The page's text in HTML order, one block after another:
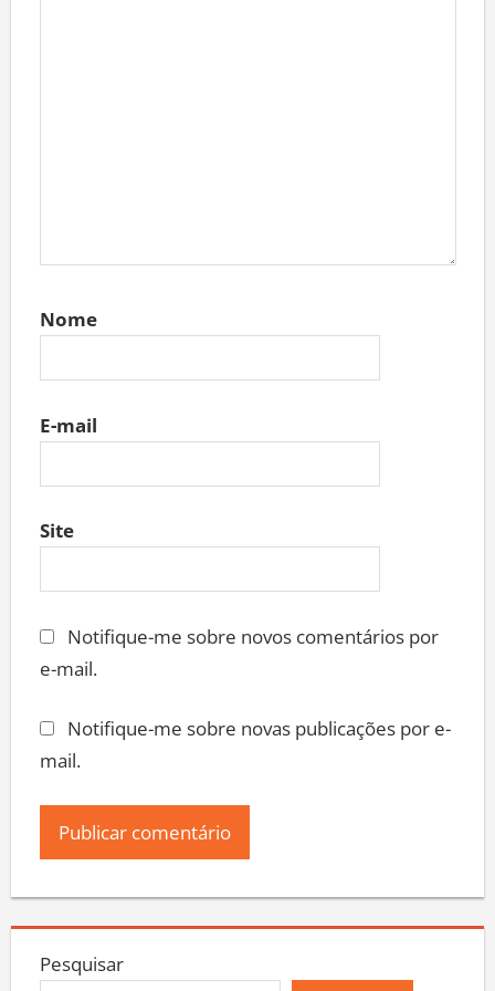
Nome
E-mail
Site
Notifique-me sobre novos comentários por
e-mail.
Notifique-me sobre novas publicações por e-
mail.
Pesquisar